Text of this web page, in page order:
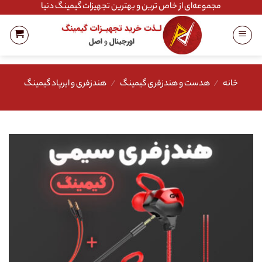
content
مجموعه‌ای از خاص ترین و بهترین تجهیزات گیمینگ دنیا
خانه / هدست و هندزفری گیمینگ / هندزفری و ایرپاد گیمینگ